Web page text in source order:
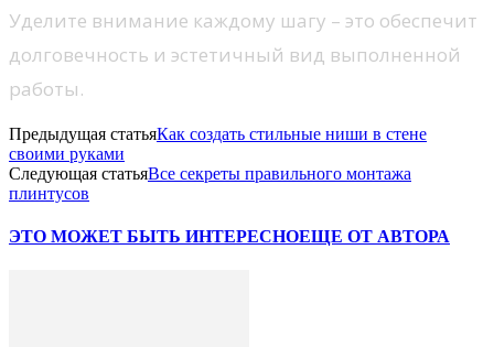
Уделите внимание каждому шагу – это обеспечит
долговечность и эстетичный вид выполненной
работы.
Предыдущая статьяКак создать стильные ниши в стене
своими руками
Следующая статьяВсе секреты правильного монтажа
плинтусов
ЭТО МОЖЕТ БЫТЬ ИНТЕРЕСНОЕЩЕ ОТ АВТОРА